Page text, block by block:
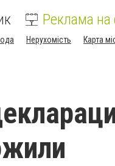
Реклама на
Нерухомість Карта